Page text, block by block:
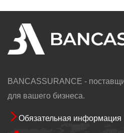
BANCASSURANCE -
для вашего бизнеса.
Footer
Обязательная информация